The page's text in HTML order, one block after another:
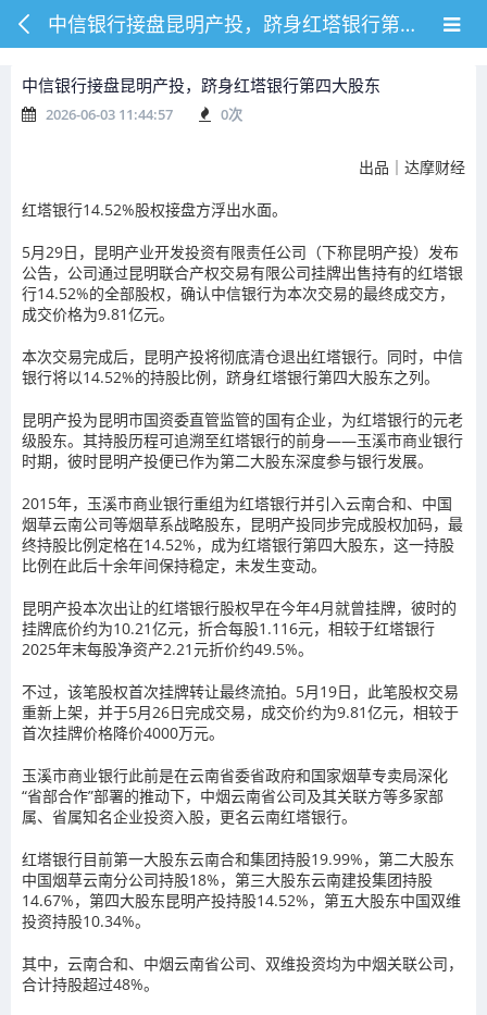
中信银行接盘昆明产投，跻身红塔银行第四大股东
中信银行接盘昆明产投，跻身红塔银行第四大股东
2026-06-03 11:44:57 0次
出品｜达摩财经
红塔银行14.52%股权接盘方浮出水面。
5月29日，昆明产业开发投资有限责任公司（下称昆明产投）发布
公告，公司通过昆明联合产权交易有限公司挂牌出售持有的红塔银
行14.52%的全部股权，确认中信银行为本次交易的最终成交方，
成交价格为9.81亿元。
本次交易完成后，昆明产投将彻底清仓退出红塔银行。同时，中信
银行将以14.52%的持股比例，跻身红塔银行第四大股东之列。
昆明产投为昆明市国资委直管监管的国有企业，为红塔银行的元老
级股东。其持股历程可追溯至红塔银行的前身——玉溪市商业银行
时期，彼时昆明产投便已作为第二大股东深度参与银行发展。
2015年，玉溪市商业银行重组为红塔银行并引入云南合和、中国
烟草云南公司等烟草系战略股东，昆明产投同步完成股权加码，最
终持股比例定格在14.52%，成为红塔银行第四大股东，这一持股
比例在此后十余年间保持稳定，未发生变动。
昆明产投本次出让的红塔银行股权早在今年4月就曾挂牌，彼时的
挂牌底价约为10.21亿元，折合每股1.116元，相较于红塔银行
2025年末每股净资产2.21元折价约49.5%。
不过，该笔股权首次挂牌转让最终流拍。5月19日，此笔股权交易
重新上架，并于5月26日完成交易，成交价约为9.81亿元，相较于
首次挂牌价格降价4000万元。
玉溪市商业银行此前是在云南省委省政府和国家烟草专卖局深化
“省部合作”部署的推动下，中烟云南省公司及其关联方等多家部
属、省属知名企业投资入股，更名云南红塔银行。
红塔银行目前第一大股东云南合和集团持股19.99%，第二大股东
中国烟草云南分公司持股18%，第三大股东云南建投集团持股
14.67%，第四大股东昆明产投持股14.52%，第五大股东中国双维
投资持股10.34%。
其中，云南合和、中烟云南省公司、双维投资均为中烟关联公司，
合计持股超过48%。